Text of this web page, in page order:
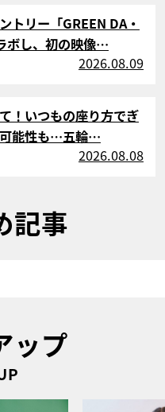
トリー「GREEN DA・
ボし、初の映像…
2026.08.09
！いつもの座り方でぎ
能性も…五輪…
2026.08.08
記事
ップ